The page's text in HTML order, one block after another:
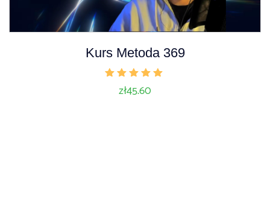
Kurs Metoda 369
Oceniono
5.00
zł45.60